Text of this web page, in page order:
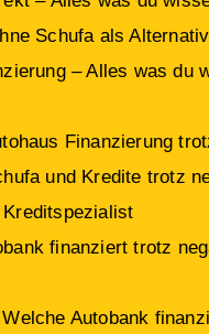
Schufa als
– Alles was du
Finanzierung
und Kredite trotz
finanziert trotz
Welche Autobank